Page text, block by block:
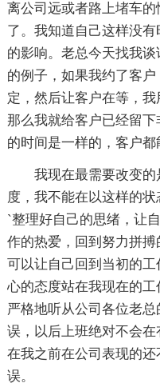
离公司远或者路上堵车
了。我知道自己这样没
的影响。老总今天找我
的例子，如果我约了客
定，然后让客户在等，我
那么我就给客户已经留
的时间是一样的，客户都
我现在最需要改变
度，我不能在以这样的
`整理好自己的思绪，让
作的热爱，回到努力拼
可以让自己回到当初的
心的态度站在我现在的
严格地听从公司各位老
误，以后上班绝对不会
在我之前在公司表现的
误。